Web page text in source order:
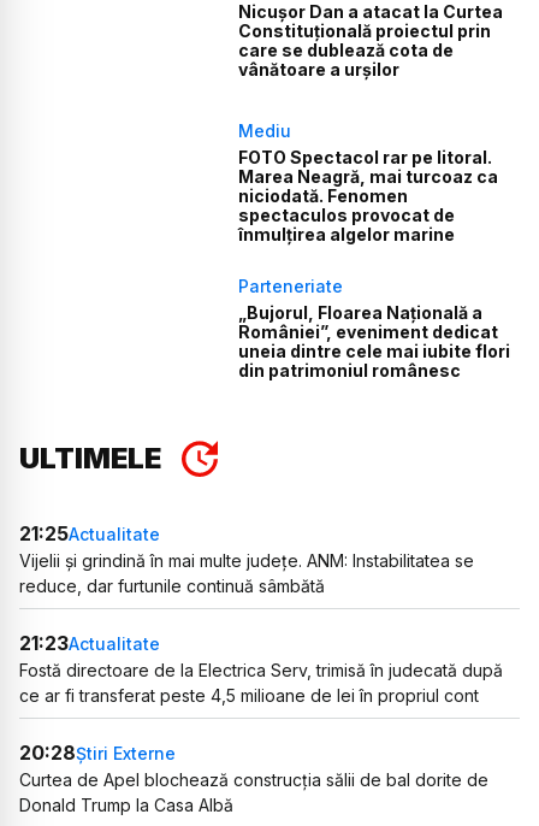
Nicușor Dan a atacat la Curtea
Constituțională proiectul prin
care se dublează cota de
vânătoare a urșilor
Mediu
FOTO Spectacol rar pe litoral.
Marea Neagră, mai turcoaz ca
niciodată. Fenomen
spectaculos provocat de
înmulțirea algelor marine
Parteneriate
„Bujorul, Floarea Națională a
României”, eveniment dedicat
uneia dintre cele mai iubite flori
din patrimoniul românesc
ULTIMELE
21:25Actualitate
Vijelii și grindină în mai multe județe. ANM: Instabilitatea se
reduce, dar furtunile continuă sâmbătă
21:23Actualitate
Fostă directoare de la Electrica Serv, trimisă în judecată după
ce ar fi transferat peste 4,5 milioane de lei în propriul cont
20:28Știri Externe
Curtea de Apel blochează construcția sălii de bal dorite de
Donald Trump la Casa Albă